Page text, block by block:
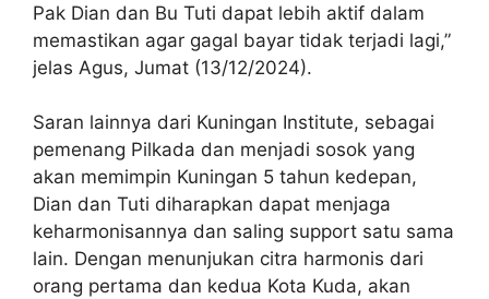
Pak Dian dan Bu Tuti dapat lebih aktif dalam
memastikan agar gagal bayar tidak terjadi lagi,”
jelas Agus, Jumat (13/12/2024).
Saran lainnya dari Kuningan Institute, sebagai
pemenang Pilkada dan menjadi sosok yang
akan memimpin Kuningan 5 tahun kedepan,
Dian dan Tuti diharapkan dapat menjaga
keharmonisannya dan saling support satu sama
lain. Dengan menunjukan citra harmonis dari
orang pertama dan kedua Kota Kuda, akan